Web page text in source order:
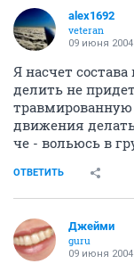
alex1692
veteran
09 июня 2004
Я насчет
делить не
травмированную
движения
че - вольюсь в
ОТВЕТИТЬ
Джейми
guru
09 июня 2004